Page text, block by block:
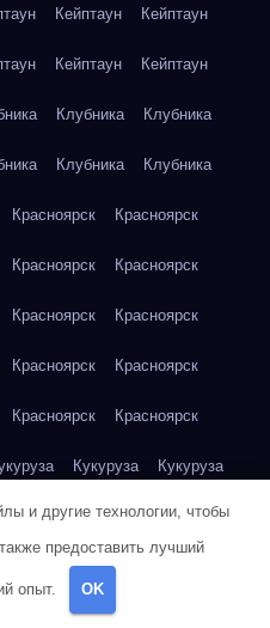
Кейптаун Кейптаун
Кейптаун Кейптаун
Клубника Клубника
Клубника Клубника
Красноярск Красноярск
Красноярск Красноярск
Красноярск Красноярск
Красноярск Красноярск
Красноярск Красноярск
Кукуруза Кукуруза
Кукуруза Кукуруза
Кукуруза
Куриная грудка
и другие технологии, чтобы
предоставить лучший
опыт. OK